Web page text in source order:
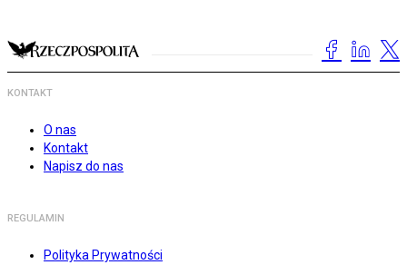
KONTAKT
O nas
Kontakt
Napisz do nas
REGULAMIN
Polityka Prywatności